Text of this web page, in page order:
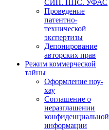
СИП. ППС. УФАС
Проведение
патентно-
технической
экспертизы
Депонирование
авторских прав
Режим коммерческой
тайны
Оформление ноу-
хау
Соглашение о
неразглашении
конфиденциальной
информации